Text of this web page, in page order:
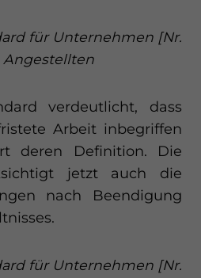
für Unternehmen [Nr.
Angestellten
verdeutlicht, dass
Arbeit inbegriffen
deren Definition. Die
jetzt auch die
nach Beendigung
für Unternehmen [Nr.